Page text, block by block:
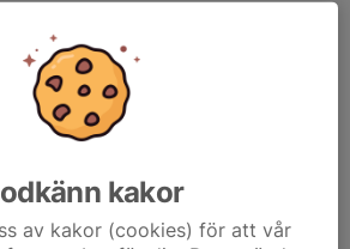
kakor
av kakor (cookies) för att vår